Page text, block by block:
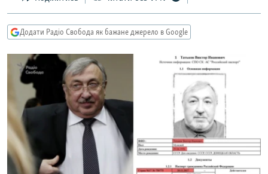
до
пошуку
УКРАЇНА
СВІТ
ТИ ЯК?
СХЕМИ
КИТАЙ.ВИКЛИКИ
МУЛЬТИМЕДІА
ФОТО
СПЕЦПРОЄКТИ
Додати Радіо Свобода як бажане джерело в Google